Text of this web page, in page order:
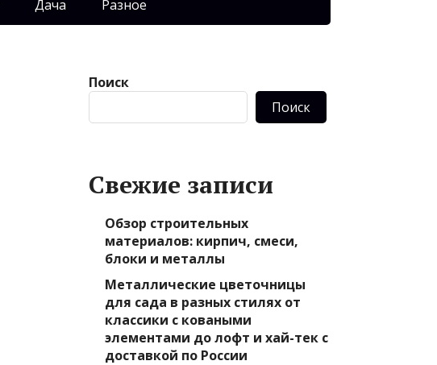
Дача Разное
Поиск
Поиск
Свежие записи
Обзор строительных
материалов: кирпич, смеси,
блоки и металлы
Металлические цветочницы
для сада в разных стилях от
классики с коваными
элементами до лофт и хай-тек с
доставкой по России